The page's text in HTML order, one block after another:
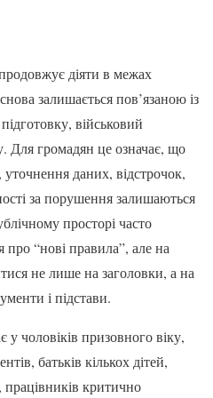
діяти в межах
залишається пов’язаною із
військовий
Для громадян це означає, що
даних, відстрочок,
за порушення залишаються
просторі часто
“нові правила”, але на
не лише на заголовки, а на
і підстави.
чоловіків призовного віку,
батьків кількох дітей,
працівників критично